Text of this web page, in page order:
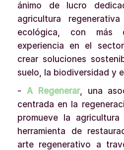
ánimo de lucro
agricultura
ecológica, con
experiencia en el
crear soluciones
suelo, la biodiversidad y
- A Regenerar, una
centrada en la
promueve la agricultura
herramienta de
arte regenerativo a